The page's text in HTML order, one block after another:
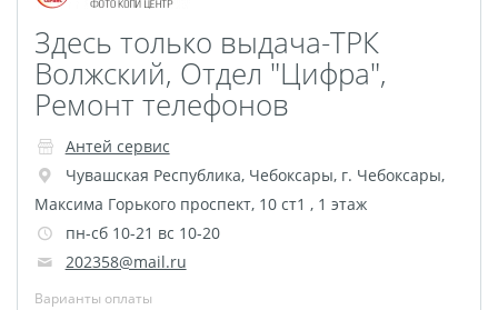
Здесь только выдача-ТРК
Волжский, Отдел "Цифра",
Ремонт телефонов
Антей сервис
Чувашская Республика, Чебоксары, г. Чебоксары,
Максима Горького проспект, 10 ст1 , 1 этаж
пн-сб 10-21 вс 10-20
202358@mail.ru
Варианты оплаты